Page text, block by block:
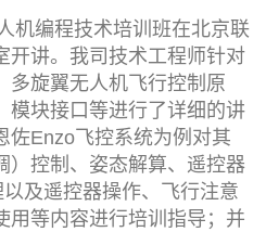
编程技术培训班在北京联
开讲。我司技术工程师针对
多旋翼无人机飞行控制原
模块接口等进行了详细的讲
佐Enzo飞控系统为例对其
）控制、姿态解算、遥控器
及遥控器操作、飞行注意
用等内容进行培训指导；并